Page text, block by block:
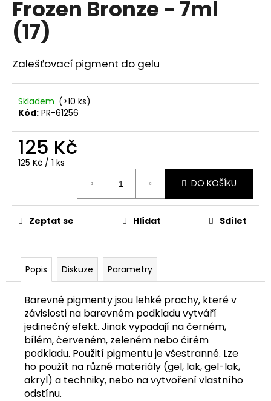
Frozen Bronze - 7ml
(17)
Zalešťovací pigment do gelu
Skladem (>10 ks)
Kód: PR-61256
125 Kč
Měrná
125 Kč / 1 ks
DO KOŠÍKU
Zeptat se Hlídat Sdílet
Popis Diskuze Parametry
Barevné pigmenty jsou lehké prachy, které v
závislosti na barevném podkladu vytváří
jedinečný efekt. Jinak vypadají na černém,
bílém, červeném, zeleném nebo čirém
podkladu. Použití pigmentu je všestranné. Lze
ho použít na různé materiály (gel, lak, gel-lak,
akryl) a techniky, nebo na vytvoření vlastního
odstínu.
a
j
í
t
?
o
p
u
m